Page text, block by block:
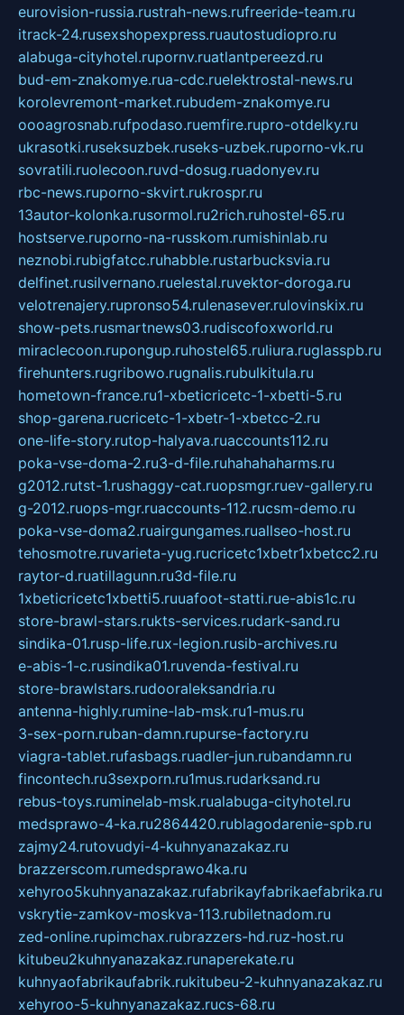
eurovision-russia.rustrah-news.rufreeride-team.ru
itrack-24.rusexshopexpress.ruautostudiopro.ru
alabuga-cityhotel.rupornv.ruatlantpereezd.ru
bud-em-znakomye.rua-cdc.ruelektrostal-news.ru
korolevremont-market.rubudem-znakomye.ru
oooagrosnab.rufpodaso.ruemfire.rupro-otdelky.ru
ukrasotki.ruseksuzbek.ruseks-uzbek.ruporno-vk.ru
sovratili.ruolecoon.ruvd-dosug.ruadonyev.ru
rbc-news.ruporno-skvirt.rukrospr.ru
13autor-kolonka.rusormol.ru2rich.ruhostel-65.ru
hostserve.ruporno-na-russkom.rumishinlab.ru
neznobi.rubigfatcc.ruhabble.rustarbucksvia.ru
delfinet.rusilvernano.ruelestal.ruvektor-doroga.ru
velotrenajery.rupronso54.rulenasever.rulovinskix.ru
show-pets.rusmartnews03.rudiscofoxworld.ru
miraclecoon.rupongup.ruhostel65.ruliura.ruglasspb.ru
firehunters.rugribowo.rugnalis.rubulkitula.ru
hometown-france.ru1-xbeticricetc-1-xbetti-5.ru
shop-garena.rucricetc-1-xbetr-1-xbetcc-2.ru
one-life-story.rutop-halyava.ruaccounts112.ru
poka-vse-doma-2.ru3-d-file.ruhahahaharms.ru
g2012.rutst-1.rushaggy-cat.ruopsmgr.ruev-gallery.ru
g-2012.ruops-mgr.ruaccounts-112.rucsm-demo.ru
poka-vse-doma2.ruairgungames.ruallseo-host.ru
tehosmotre.ruvarieta-yug.rucricetc1xbetr1xbetcc2.ru
raytor-d.ruatillagunn.ru3d-file.ru
1xbeticricetc1xbetti5.ruuafoot-statti.rue-abis1c.ru
store-brawl-stars.rukts-services.rudark-sand.ru
sindika-01.rusp-life.rux-legion.rusib-archives.ru
e-abis-1-c.rusindika01.ruvenda-festival.ru
store-brawlstars.rudooraleksandria.ru
antenna-highly.rumine-lab-msk.ru1-mus.ru
3-sex-porn.ruban-damn.rupurse-factory.ru
viagra-tablet.rufasbags.ruadler-jun.rubandamn.ru
fincontech.ru3sexporn.ru1mus.rudarksand.ru
rebus-toys.ruminelab-msk.rualabuga-cityhotel.ru
medsprawo-4-ka.ru2864420.rublagodarenie-spb.ru
zajmy24.rutovudyi-4-kuhnyanazakaz.ru
brazzerscom.rumedsprawo4ka.ru
xehyroo5kuhnyanazakaz.rufabrikayfabrikaefabrika.ru
vskrytie-zamkov-moskva-113.rubiletnadom.ru
zed-online.rupimchax.rubrazzers-hd.ruz-host.ru
kitubeu2kuhnyanazakaz.runaperekate.ru
kuhnyaofabrikaufabrik.rukitubeu-2-kuhnyanazakaz.ru
xehyroo-5-kuhnyanazakaz.rucs-68.ru